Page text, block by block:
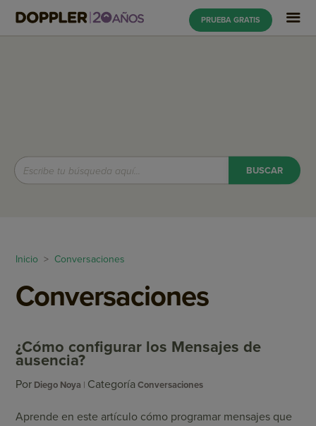
PRUEBA GRATIS
Inicio > Conversaciones
Conversaciones
¿Cómo configurar los Mensajes de
ausencia?
Por Diego Noya Categoría Conversaciones
Aprende en este artículo cómo programar mensajes que